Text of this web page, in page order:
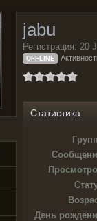
jabu
Регистрация: 20
OFFLINE
Статистика
День